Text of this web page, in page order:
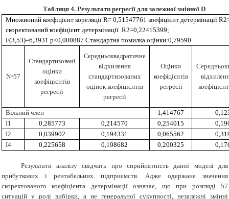
Таблиця 4. Результати регресії для залежної змінної D
Множинний коефіцієнт кореляції R= 0,51547761 коефіцієнт детермінації
скоректований коефіцієнт детермінації R2=0,22415399;
F(3,53)=6,3931 p<0,000887 Стандартна помилка оцінки:0,79590
N=57
Стандартизовані
оцінки
коефіцієнтів
регресії
Середньоквадратичне
відхилення
стандартизованих
оцінок коефіцієнтів
регресії
Оцінки
коефіцієнтів
регресії
Вільний член 1,414767
І1
0,285773 0,214570 0,254015
І2
0,039902 0,194331 0,065562
І4
0,225658 0,198682 0,200325
Результати аналізу свідчать про сприйнятність даної моделі для
прибуткових і рентабельних підприємств. Адже одержане значення
скоректованого коефіцієнта детермінації означає, що при розгляді 57
ситуацій у ролі вибірки, а не генеральної сукупності, незалежні змінні